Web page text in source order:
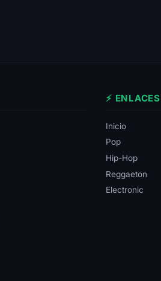
⚡
Inicio
Pop
Hip-Hop
Reggaeton
Electronic